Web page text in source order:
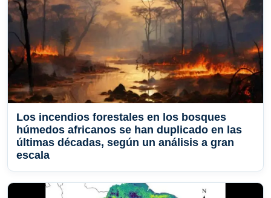
Los incendios forestales en los bosques
húmedos africanos se han duplicado en las
últimas décadas, según un análisis a gran
escala